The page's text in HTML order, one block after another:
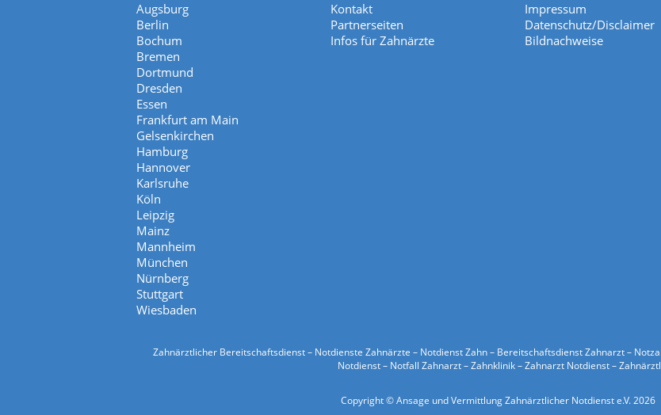
Augsburg
Berlin
Bochum
Bremen
Dortmund
Dresden
Essen
Frankfurt am Main
Gelsenkirchen
Hamburg
Hannover
Karlsruhe
Köln
Leipzig
Mainz
Mannheim
München
Nürnberg
Stuttgart
Wiesbaden
Kontakt
Partnerseiten
Infos für Zahnärzte
Impressum
Datenschutz/Disclaimer
Bildnachweise
Zahnärztlicher Bereitschaftsdienst – Notdienste Zahnärzte – Notdienst Zahn – Bereitschaftsdienst Zahnarzt –
Notdienst – Notfall Zahnarzt – Zahnklinik – Zahnarzt Notdienst –
Copyright © Ansage und Vermittlung Zahnärztlicher Notdienst e.V. 2026